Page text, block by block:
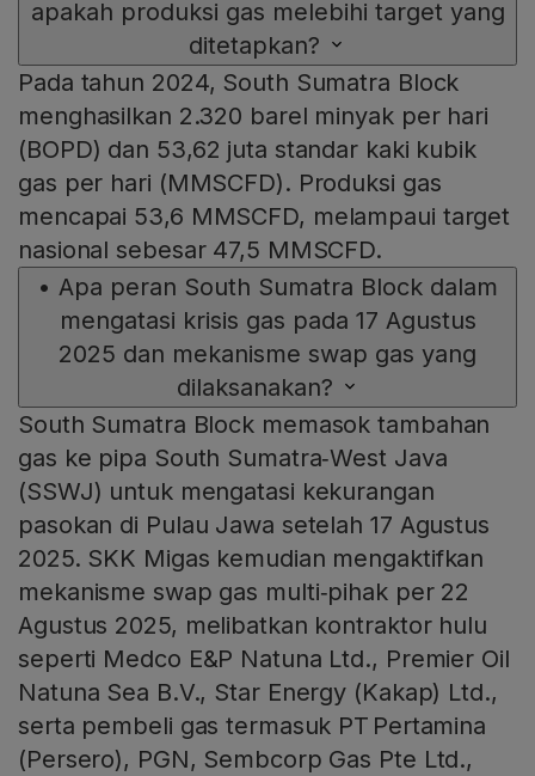
apakah produksi gas melebihi target yang
ditetapkan?
Pada tahun 2024, South Sumatra Block
menghasilkan 2.320 barel minyak per hari
(BOPD) dan 53,62 juta standar kaki kubik
gas per hari (MMSCFD). Produksi gas
mencapai 53,6 MMSCFD, melampaui target
nasional sebesar 47,5 MMSCFD.
• Apa peran South Sumatra Block dalam
mengatasi krisis gas pada 17 Agustus
2025 dan mekanisme swap gas yang
dilaksanakan?
South Sumatra Block memasok tambahan
gas ke pipa South Sumatra‑West Java
(SSWJ) untuk mengatasi kekurangan
pasokan di Pulau Jawa setelah 17 Agustus
2025. SKK Migas kemudian mengaktifkan
mekanisme swap gas multi‑pihak per 22
Agustus 2025, melibatkan kontraktor hulu
seperti Medco E&P Natuna Ltd., Premier Oil
Natuna Sea B.V., Star Energy (Kakap) Ltd.,
serta pembeli gas termasuk PT Pertamina
(Persero), PGN, Sembcorp Gas Pte Ltd.,